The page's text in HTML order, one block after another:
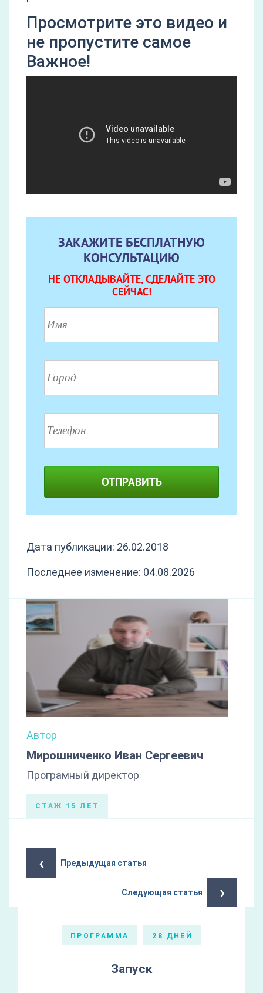
Просмотрите это видео и
не пропустите самое
Важное!
ЗАКАЖИТЕ БЕСПЛАТНУЮ
КОНСУЛЬТАЦИЮ
НЕ ОТКЛАДЫВАЙТЕ, СДЕЛАЙТЕ ЭТО
СЕЙЧАС!
ОТПРАВИТЬ
Дата публикации: 26.02.2018
Последнее изменение: 04.08.2026
Автор
Мирошниченко Иван Сергеевич
Програмный директор
СТАЖ 15 ЛЕТ
‹ Предыдущая статья
Следующая статья ›
ПРОГРАММА 28 ДНЕЙ
Запуск